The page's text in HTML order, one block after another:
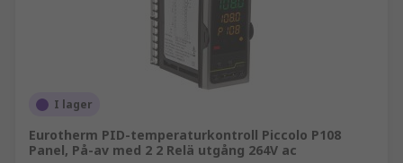
I lager
Eurotherm PID-temperaturkontroll Piccolo P108
Panel, På-av med 2 2 Relä utgång 264V ac